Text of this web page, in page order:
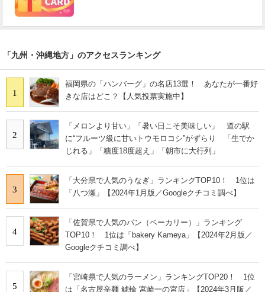
「九州・沖縄地方」のアクセスランキング
1
福岡県の「ハンバーグ」の名店13選！ あなたが一番好
きな店はどこ？【人気投票実施中】
2
「メロンより甘い」「暑い日こそ美味しい」 道の駅
に“フルーツ級に甘いトウモロコシ”がずらり 「生でか
じれる」「糖度18度超え」「朝市に大行列」
3
「大分県で人気のうなぎ」ランキングTOP10！ 1位は
「八つ瀬」【2024年1月版／Googleクチコミ調べ】
4
「佐賀県で人気のパン（ベーカリー）」ランキング
TOP10！ 1位は「bakery Kameya」【2024年2月版／
Googleクチコミ調べ】
5
「宮崎県で人気のラーメン」ランキングTOP20！ 1位
は「名古屋辛麺 鯱輪 宮崎一の宮店」【2024年3月版／